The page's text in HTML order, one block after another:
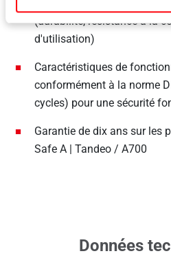
Certifié conformément à la
(durabilité, résistance à la
d'utilisation)
Caractéristiques de
conformément à la norme
cycles) pour une sécurité
Garantie de dix ans sur les
Safe A | Tandeo / A700
Données